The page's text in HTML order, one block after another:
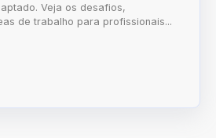
Veja os desafios,
de trabalho para profissionais...